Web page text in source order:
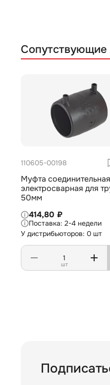
Сопутствующие
110605-00198
Муфта соединительная
электросварная для
50мм
414,80 ₽
2-4 недели
У дистрибьюторов: 0 шт
шт